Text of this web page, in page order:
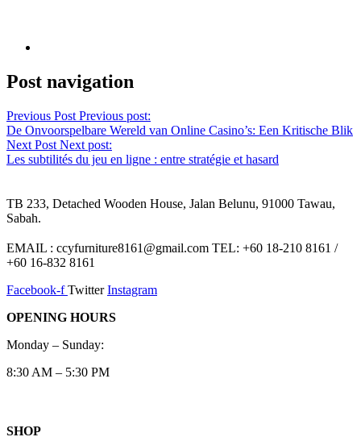
Post navigation
Previous Post Previous post:
De Onvoorspelbare Wereld van Online Casino’s: Een Kritische Blik
Next Post Next post:
Les subtilités du jeu en ligne : entre stratégie et hasard
TB 233, Detached Wooden House, Jalan Belunu, 91000 Tawau,
Sabah.
EMAIL : ccyfurniture8161@gmail.com TEL: +60 18-210 8161 /
+60 16-832 8161
Facebook-f Twitter Instagram
OPENING HOURS
Monday – Sunday:
8:30 AM – 5:30 PM
SHOP